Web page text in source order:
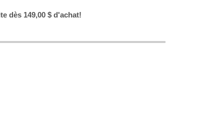
dès 149,00 $ d'achat!